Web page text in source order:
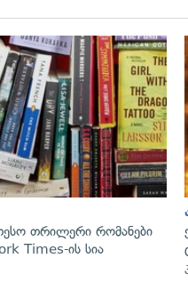
თრილერი რომანები
Times-ის სია